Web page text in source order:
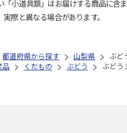
小道具類」はお届けする商品に含ま
際と異なる場合があります。
都道府県から探す 山梨県
ぶど
品 くだもの ぶどう ぶどう